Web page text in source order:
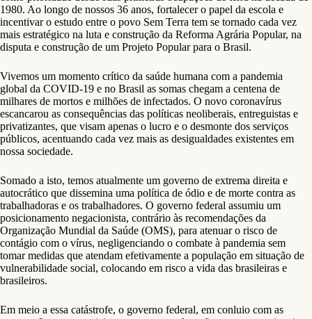
1980. Ao longo de nossos 36 anos, fortalecer o papel da escola e
incentivar o estudo entre o povo Sem Terra tem se tornado cada vez
mais estratégico na luta e construção da Reforma Agrária Popular, na
disputa e construção de um Projeto Popular para o Brasil.
Vivemos um momento crítico da saúde humana com a pandemia
global da COVID-19 e no Brasil as somas chegam a centena de
milhares de mortos e milhões de infectados. O novo coronavírus
escancarou as consequências das políticas neoliberais, entreguistas e
privatizantes, que visam apenas o lucro e o desmonte dos serviços
públicos, acentuando cada vez mais as desigualdades existentes em
nossa sociedade.
Somado a isto, temos atualmente um governo de extrema direita e
autocrático que dissemina uma política de ódio e de morte contra as
trabalhadoras e os trabalhadores. O governo federal assumiu um
posicionamento negacionista, contrário às recomendações da
Organização Mundial da Saúde (OMS), para atenuar o risco de
contágio com o vírus, negligenciando o combate à pandemia sem
tomar medidas que atendam efetivamente a população em situação de
vulnerabilidade social, colocando em risco a vida das brasileiras e
brasileiros.
Em meio a essa catástrofe, o governo federal, em conluio com as